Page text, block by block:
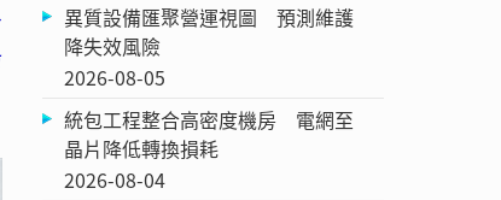
異質設備匯聚營運視圖 預測維護
降失效風險
2026-08-05
統包工程整合高密度機房 電網至
晶片降低轉換損耗
2026-08-04